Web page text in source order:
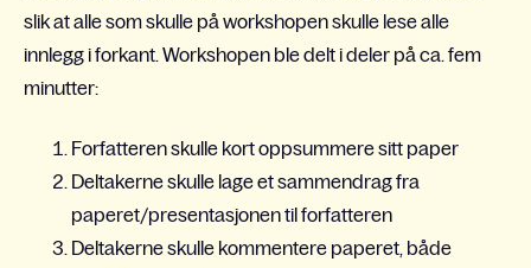
slik at alle som skulle på workshopen skulle lese alle
innlegg i forkant. Workshopen ble delt i deler på ca. fem
minutter:
Forfatteren skulle kort oppsummere sitt paper
Deltakerne skulle lage et sammendrag fra
paperet/presentasjonen til forfatteren
Deltakerne skulle kommentere paperet, både